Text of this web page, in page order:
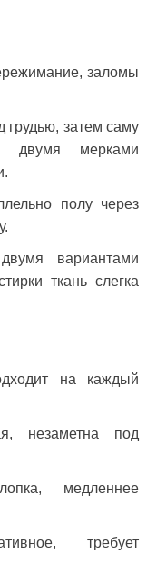
заломы
грудью, затем саму
двумя мерками
полу через
вариантами
ткань слегка
на каждый
незаметна под
медленнее
требует